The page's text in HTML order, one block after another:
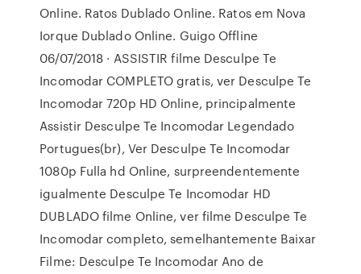
Online. Ratos Dublado Online. Ratos em Nova
Iorque Dublado Online. Guigo Offline
06/07/2018 · ASSISTIR filme Desculpe Te
Incomodar COMPLETO gratis, ver Desculpe Te
Incomodar 720p HD Online, principalmente
Assistir Desculpe Te Incomodar Legendado
Portugues(br), Ver Desculpe Te Incomodar
1080p Fulla hd Online, surpreendentemente
igualmente Desculpe Te Incomodar HD
DUBLADO filme Online, ver filme Desculpe Te
Incomodar completo, semelhantemente Baixar
Filme: Desculpe Te Incomodar Ano de